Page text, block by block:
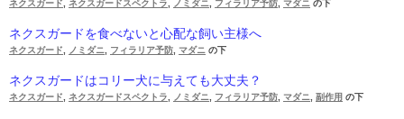
ネクスガード, ネクスガードスペクトラ, ノミダニ, フィラリア予防, マダニ の下
ネクスガードを食べないと心配な飼い主様へ
ネクスガード, ノミダニ, フィラリア予防, マダニ の下
ネクスガードはコリー犬に与えても大丈夫？
ネクスガード, ネクスガードスペクトラ, ノミダニ, フィラリア予防, マダニ, 副作用 の下